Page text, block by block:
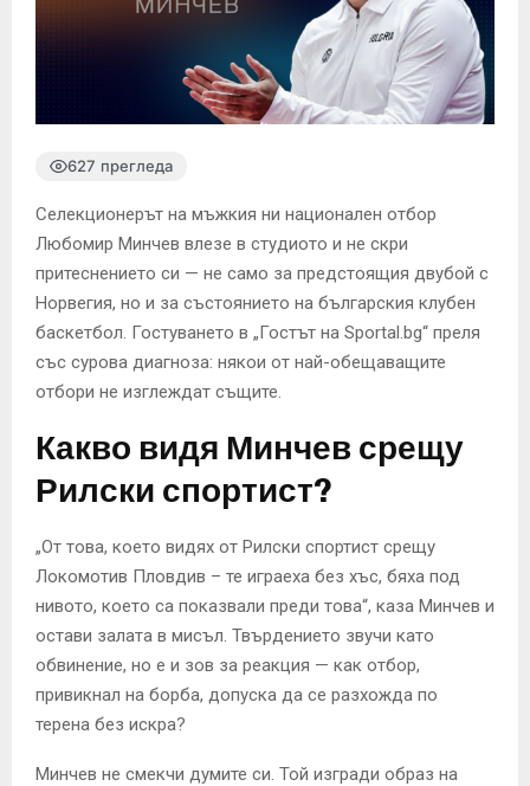
627 прегледа
Селекционерът на мъжкия ни национален отбор
Любомир Минчев влезе в студиото и не скри
притеснението си — не само за предстоящия двубой с
Норвегия, но и за състоянието на българския клубен
баскетбол. Гостуването в „Гостът на Sportal.bg“ преля
със сурова диагноза: някои от най-обещаващите
отбори не изглеждат същите.
Какво видя Минчев срещу
Рилски спортист?
„От това, което видях от Рилски спортист срещу
Локомотив Пловдив – те играеха без хъс, бяха под
нивото, което са показвали преди това“, каза Минчев и
остави залата в мисъл. Твърдението звучи като
обвинение, но е и зов за реакция — как отбор,
привикнал на борба, допуска да се разхожда по
терена без искра?
Минчев не смекчи думите си. Той изгради образ на